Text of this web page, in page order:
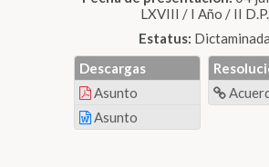
LXVIII / I Año / II D.P.
Estatus: Dictaminada
Descargas
Asunto
Asunto